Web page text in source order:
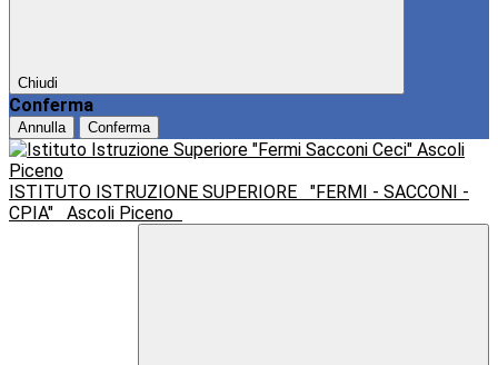
Chiudi
Conferma
Annulla Conferma
ISTITUTO ISTRUZIONE SUPERIORE
"FERMI - SACCONI -
CPIA"
Ascoli Piceno